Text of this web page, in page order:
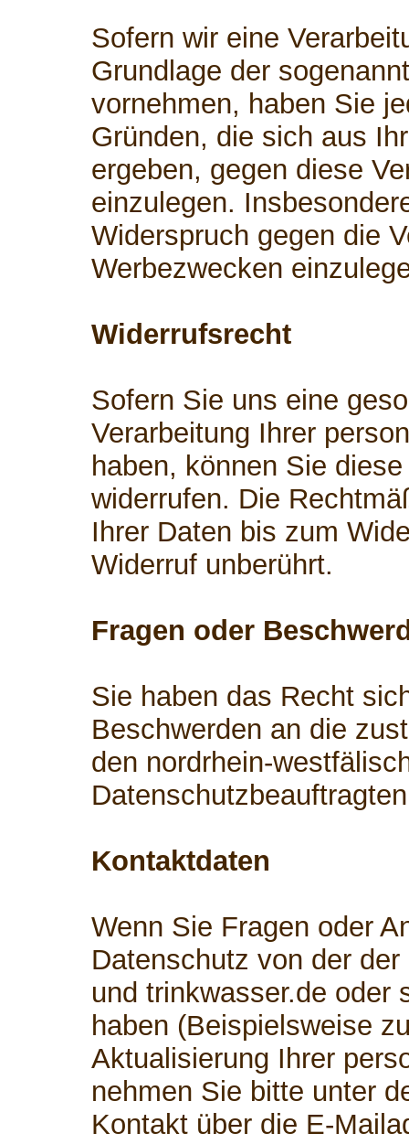
Sofern wir eine
Grundlage der
vornehmen, haben Sie
Gründen, die sich aus
ergeben, gegen diese
einzulegen.
Widerspruch gegen die
Werbezwecken
Widerrufsrecht
Sofern Sie uns eine
Verarbeitung Ihrer
haben, können Sie
widerrufen. Die
Ihrer Daten bis zum
Widerruf unberührt.
Fragen oder
Sie haben das Recht
Beschwerden an die
den nordrhein-
Kontaktdaten
Wenn Sie Fragen oder
Datenschutz von der
und trinkwasser.de oder
haben (Beispielsweise
Aktualisierung Ihrer
nehmen Sie bitte unter
Kontakt über die E-